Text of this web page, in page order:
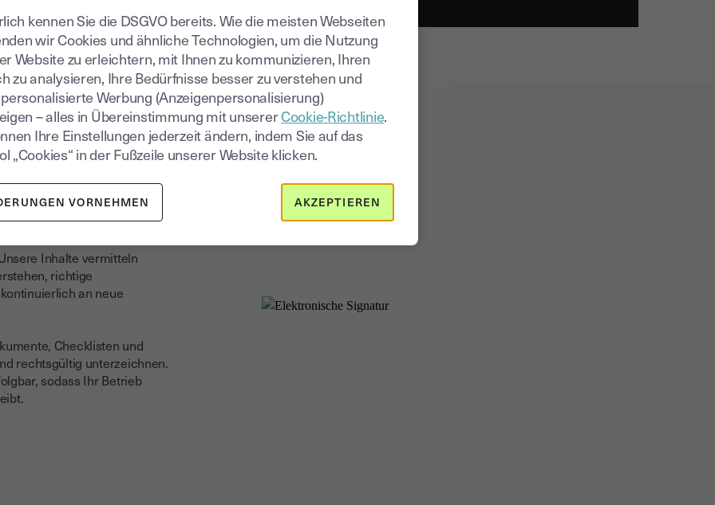
für
Betrieb
reduziert Risiken und stärkt
Inhalte vermitteln
richtige
an neue
Checklisten und
rechtsgültig unterzeichnen.
sodass Ihr Betrieb
kennen Sie die DSGVO bereits. Wie die meisten Webseiten
wir Cookies und ähnliche Technologien, um die Nutzung
Website zu erleichtern, mit Ihnen zu kommunizieren, Ihren
zu analysieren, Ihre Bedürfnisse besser zu verstehen und
Werbung (Anzeigenpersonalisierung)
– alles in Übereinstimmung mit unsererCookie-Richtlinie.
Ihre Einstellungen jederzeit ändern, indem Sie auf das
„Cookies“ in der Fußzeile unserer Website klicken.
VORNEHMEN AKZEPTIEREN